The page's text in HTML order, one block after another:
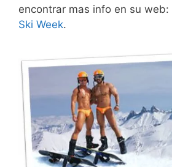
encontrar mas info en su web:
Ski Week.